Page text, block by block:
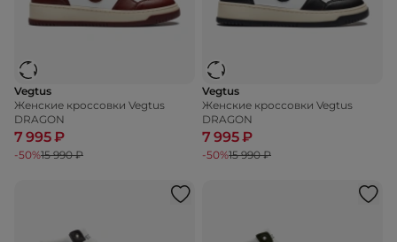
Vegtus
Женские кроссовки Vegtus
DRAGON
7 995 ₽
-50%15 990 ₽
Vegtus
Женские кроссовки Vegtus
DRAGON
7 995 ₽
-50%15 990 ₽